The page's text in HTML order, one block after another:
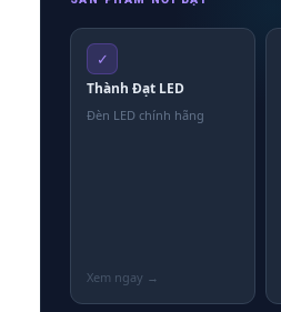
✓
Thành Đạt LED
Đèn LED chính hãng